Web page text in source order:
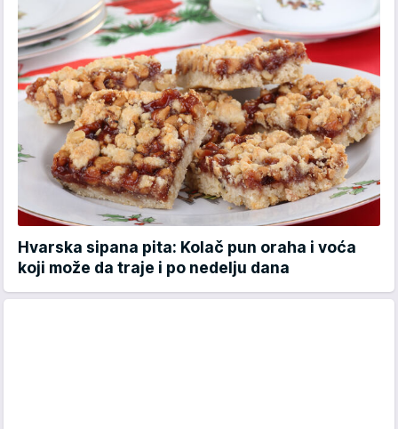
Hvarska sipana pita: Kolač pun oraha i voća
koji može da traje i po nedelju dana